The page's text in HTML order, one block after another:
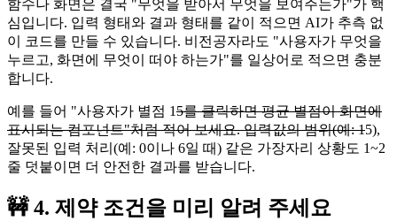
함수나 화면은 결국 "무엇을 받아서 무엇을 보여주는가"가 핵
심입니다. 입력 형태와 결과 형태를 같이 적으면 AI가 추측 없
이 코드를 만들 수 있습니다. 비전공자라도 "사용자가 무엇을
누르고, 화면에 무엇이 떠야 하는가"를 일상어로 적으면 충분
합니다.
예를 들어 "사용자가 별점 15를 클릭하면 평균 별점이 화면에
표시되는 컴포넌트"처럼 적어 보세요. 입력값의 범위(예: 15),
잘못된 입력 처리(예: 0이나 6일 때) 같은 가장자리 상황도 1~2
줄 덧붙이면 더 안전한 결과를 받습니다.
🚧 4. 제약 조건을 미리 알려 주세요